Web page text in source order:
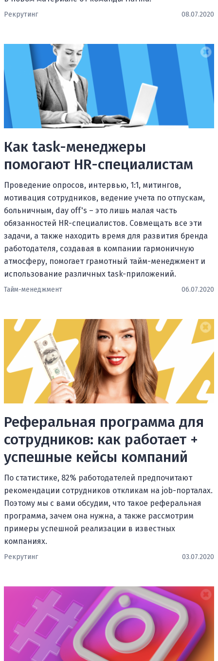
Рекрутинг 08.07.2020
Как task-менеджеры
помогают HR-специалистам
Проведение опросов, интервью, 1:1, митингов,
мотивация сотрудников, ведение учета по отпускам,
больничным, day off's – это лишь малая часть
обязанностей HR-специалистов. Совмещать все эти
задачи, а также находить время для развития бренда
работодателя, создавая в компании гармоничную
атмосферу, помогает грамотный тайм-менеджмент и
использование различных task-приложений.
Тайм-менеджмент 06.07.2020
Реферальная программа для
сотрудников: как работает +
успешные кейсы компаний
По статистике, 82% работодателей предпочитают
рекомендации сотрудников откликам на job-порталах.
Поэтому мы с вами обсудим, что такое реферальная
программа, зачем она нужна, а также рассмотрим
примеры успешной реализации в известных
компаниях.
Рекрутинг 03.07.2020